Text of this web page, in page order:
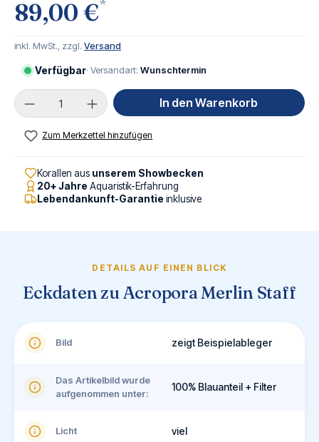
89,00 €*
inkl. MwSt., zzgl. Versand
Verfügbar· Versandart: Wunschtermin
Produkt Anzahl: Gib den gewünschten Wert
In den Warenkorb
Zum Merkzettel hinzufügen
Korallen aus unserem Showbecken
20+ Jahre Aquaristik-Erfahrung
Lebendankunft-Garantie inklusive
DETAILS AUF EINEN BLICK
Eckdaten zu Acropora Merlin Staff
Bild zeigt Beispielableger
Das Artikelbild wurde
aufgenommen unter:
100% Blauanteil + Filter
Licht viel